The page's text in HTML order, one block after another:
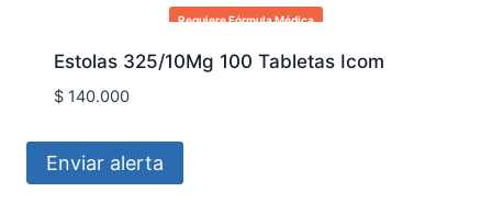
Requiere Fórmula Médica
Estolas 325/10Mg 100 Tabletas Icom
$140.000
Enviar alerta